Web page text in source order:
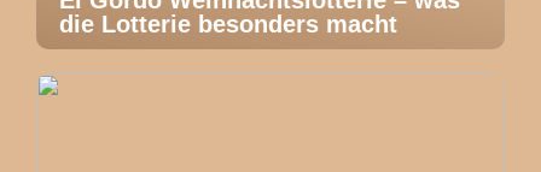
die Lotterie besonders macht